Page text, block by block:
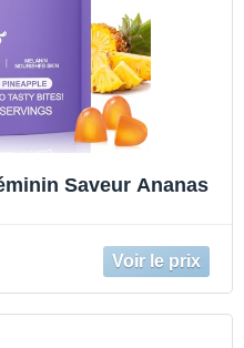
Saveur Ananas